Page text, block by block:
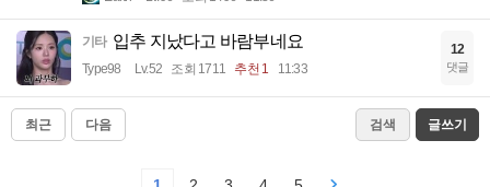
기타 입추 지났다고 바람부네요
Type98 Lv.52 조회 1711 추천 1 11:33
12
댓글
최근 다음 검색 글쓰기